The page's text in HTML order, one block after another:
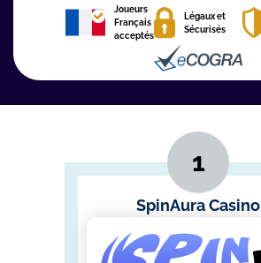
Joueurs
Français
acceptés
Légaux et
Sécurisés
SpinAura Casino